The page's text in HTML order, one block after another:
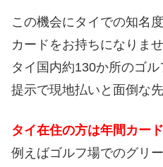
この機会にタイでの知名
カードをお持ちになりま
タイ国内約130か所のゴ
提示で現地払いと面倒な
タイ在住の方は年間カー
例えばゴルフ場でのグリ